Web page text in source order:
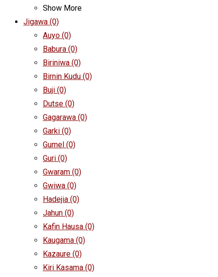
Show More
Jigawa (0)
Auyo (0)
Babura (0)
Biriniwa (0)
Birnin Kudu (0)
Buji (0)
Dutse (0)
Gagarawa (0)
Garki (0)
Gumel (0)
Guri (0)
Gwaram (0)
Gwiwa (0)
Hadejia (0)
Jahun (0)
Kafin Hausa (0)
Kaugama (0)
Kazaure (0)
Kiri Kasama (0)